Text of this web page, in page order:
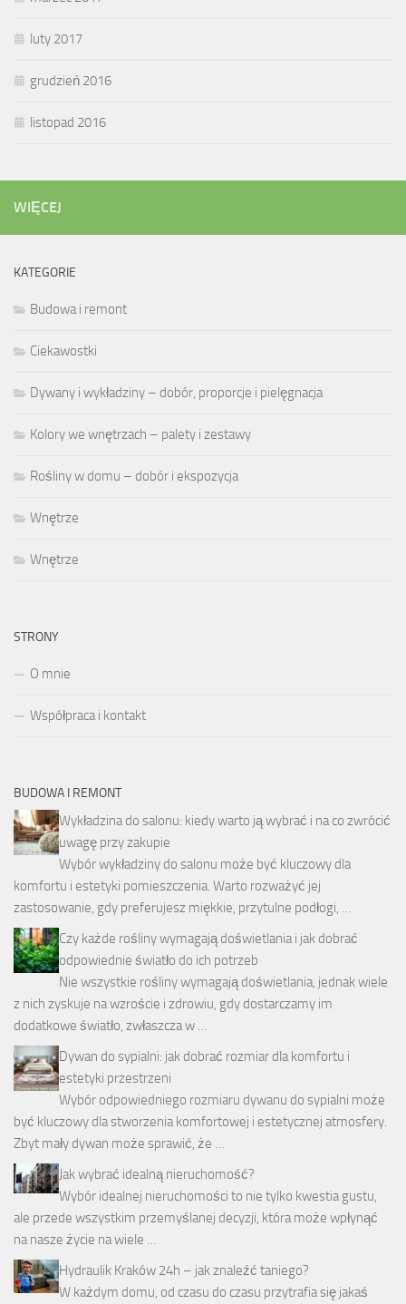
luty 2017
grudzień 2016
listopad 2016
WIĘCEJ
KATEGORIE
Budowa i remont
Ciekawostki
Dywany i wykładziny – dobór, proporcje i pielęgnacja
Kolory we wnętrzach – palety i zestawy
Rośliny w domu – dobór i ekspozycja
Wnętrze
Wnętrze
STRONY
O mnie
Współpraca i kontakt
BUDOWA I REMONT
Wykładzina do salonu: kiedy warto ją wybrać i na co zwrócić
uwagę przy zakupie
Wybór wykładziny do salonu może być kluczowy dla
komfortu i estetyki pomieszczenia. Warto rozważyć jej
zastosowanie, gdy preferujesz miękkie, przytulne podłogi, …
Czy każde rośliny wymagają doświetlania i jak dobrać
odpowiednie światło do ich potrzeb
Nie wszystkie rośliny wymagają doświetlania, jednak wiele
z nich zyskuje na wzroście i zdrowiu, gdy dostarczamy im
dodatkowe światło, zwłaszcza w …
Dywan do sypialni: jak dobrać rozmiar dla komfortu i
estetyki przestrzeni
Wybór odpowiedniego rozmiaru dywanu do sypialni może
być kluczowy dla stworzenia komfortowej i estetycznej atmosfery.
Zbyt mały dywan może sprawić, że …
Jak wybrać idealną nieruchomość?
Wybór idealnej nieruchomości to nie tylko kwestia gustu,
ale przede wszystkim przemyślanej decyzji, która może wpłynąć
na nasze życie na wiele …
Hydraulik Kraków 24h – jak znaleźć taniego?
W każdym domu, od czasu do czasu przytrafia się jakaś